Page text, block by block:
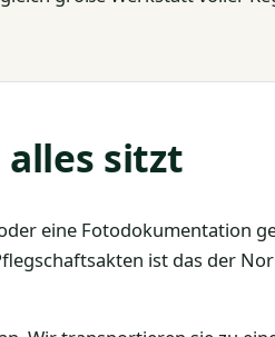
sitzt
eine Fotodokumentation
ist das der